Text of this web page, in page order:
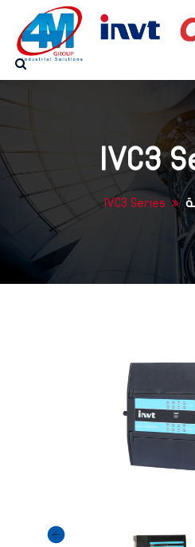
IVC3
IVC3 Series